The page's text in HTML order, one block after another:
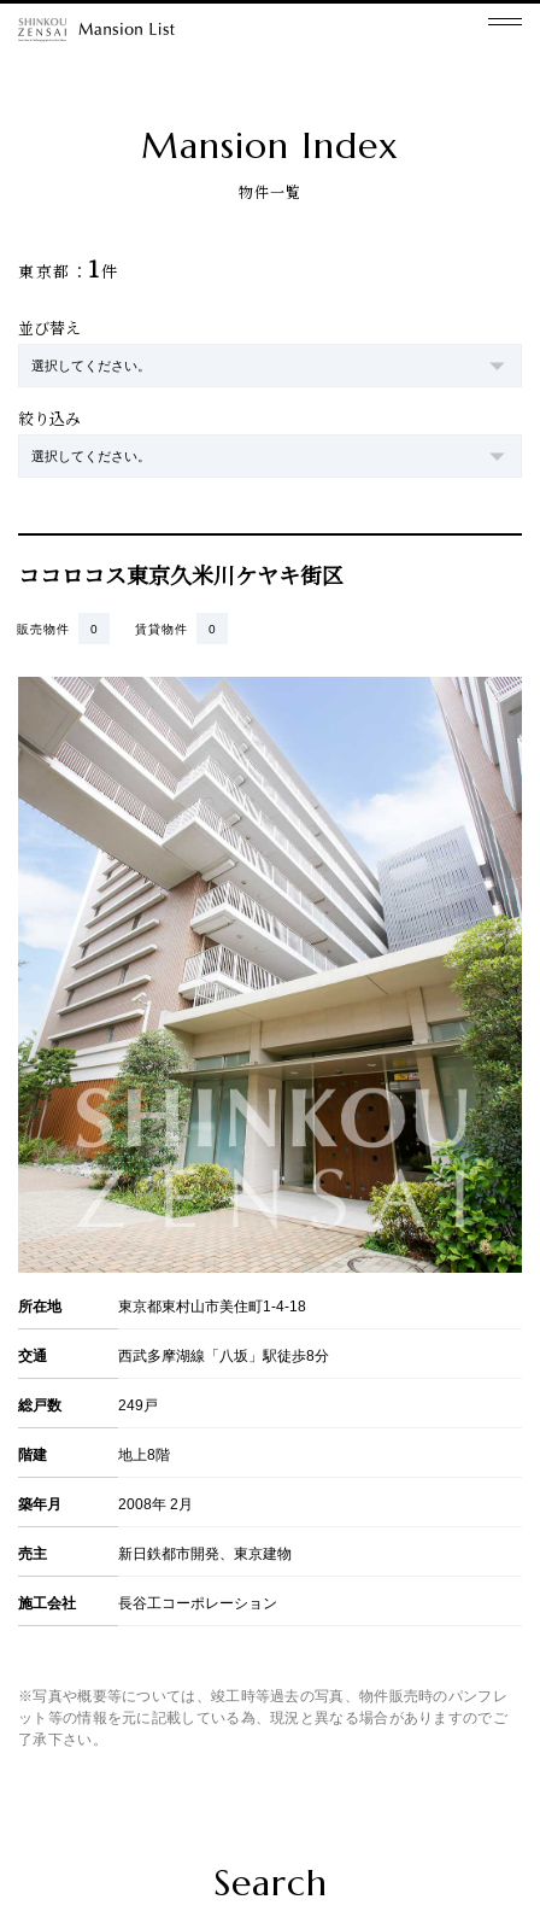
Mansion Index
物件一覧
東京都： 1件
並び替え
絞り込み
ココロコス東京久米川ケヤキ街区
賃貸物件 0
販売物件 0
所在地 東京都東村山市美住町1-4-18
交通 西武多摩湖線「八坂」駅徒歩8分
総戸数 249戸
階建 地上8階
築年月 2008年 2月
売主 新日鉄都市開発、東京建物
施工会社 長谷工コーポレーション
※写真や概要等については、竣工時等過去の写真、物件販売時のパンフレ
ット等の情報を元に記載している為、現況と異なる場合がありますのでご
了承下さい。
Search